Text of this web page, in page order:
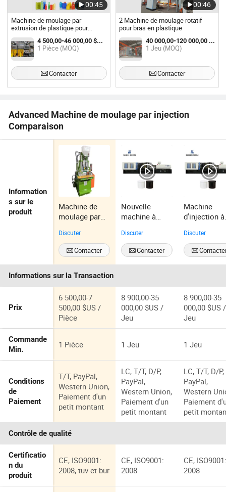
00:45
Machine de moulage par
extrusion de plastique pour
bouteille de lait en plastique 350-
500ml Prix
4 500,00-46 000,00 $US / Pièce
1 Pièce (MOQ)
Contacter
00:46
2 Machine de moulage rotatif
pour bras en plastique
40 000,00-120 000,00 $US / Jeu
1 Jeu (MOQ)
Contacter
Advanced Machine de moulage par injection
Comparaison
Information
s sur le
produit
Machine de
moulage par
haute
efficacité pour
une production
optimale
Discuter
Contacter
Nouvelle
machine à
plastique à
haute
efficacité Sz-
1300A
Discuter
Contacter
Machine
d'injection à
chaud
et durable
1300A
Discuter
Informations sur la Transaction
Prix
6 500,00-7
500,00 $US /
Pièce
8 900,00-35
000,00 $US /
Jeu
8 900,00-35
000,00 $US /
Jeu
Commande
Min.
1 Pièce 1 Jeu 1 Jeu
Conditions
de
Paiement
T/T, PayPal,
Western Union,
Paiement d'un
petit montant
LC, T/T, D/P,
PayPal,
Western Union,
Paiement d'un
petit montant
LC, T/T, D/P,
PayPal,
Western
Paiement
petit
Contrôle de qualité
Certificatio
n du
produit
CE, ISO9001:
2008, tuv et bur
CE, ISO9001:
2008
CE,
2008